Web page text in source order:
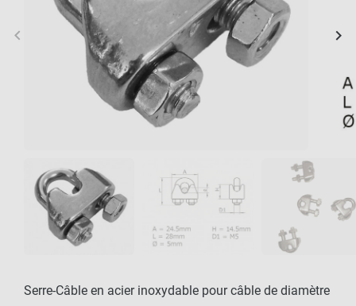
Précédent
keyboard_arrow_left keyboard_arrow_right
Serre-Câble en acier inoxydable pour câble de diamètre